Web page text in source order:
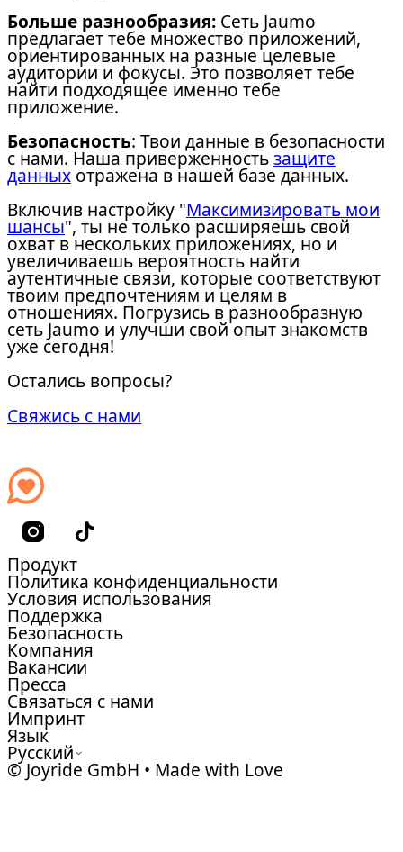
Больше разнообразия: Сеть Jaumo
предлагает тебе множество приложений,
ориентированных на разные целевые
аудитории и фокусы. Это позволяет тебе
найти подходящее именно тебе
приложение.
Безопасность: Твои данные в безопасности
с нами. Наша приверженностьзащите
данных отражена в нашей базе данных.
Включив настройку "Максимизировать мои
шансы", ты не только расширяешь свой
охват в нескольких приложениях, но и
увеличиваешь вероятность найти
аутентичные связи, которые соответствуют
твоим предпочтениям и целям в
отношениях. Погрузись в разнообразную
сеть Jaumo и улучши свой опыт знакомств
уже сегодня!
Остались вопросы?
Свяжись с нами
Продукт
Политика конфиденциальности
Условия использования
Поддержка
Безопасность
Компания
Вакансии
Пресса
Связаться с нами
Импринт
Язык
Русский
© Joyride GmbH • Made with Love